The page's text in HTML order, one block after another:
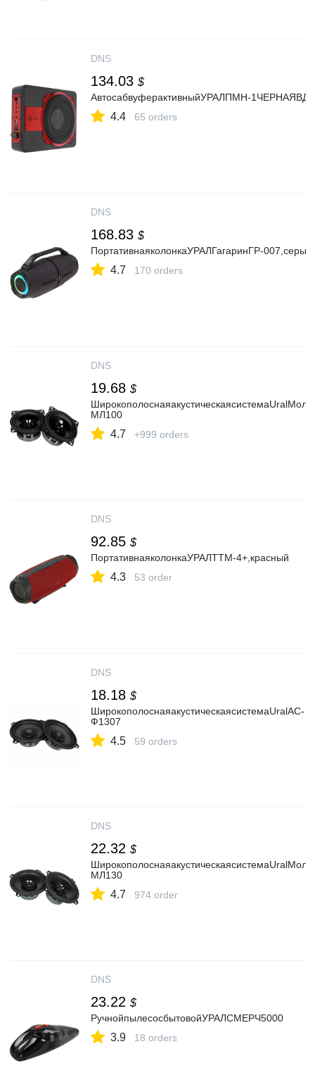
DNS
134.03 $
АвтосабвуферактивныйУРАЛПМН-
4.4 65 orders
DNS
168.83 $
ПортативнаяколонкаУРАЛГагаринГР-007,серый
4.7 170 orders
DNS
19.68 $
МЛ100
4.7 +999 orders
DNS
92.85 $
ПортативнаяколонкаУРАЛТТМ-4+,красный
4.3 53 order
DNS
18.18 $
ШирокополоснаяакустическаясистемаUralАС-
Ф1307
4.5 59 orders
DNS
22.32 $
МЛ130
4.7 974 order
DNS
23.22 $
РучнойпылесосбытовойУРАЛСМЕРЧ5000
3.9 18 orders